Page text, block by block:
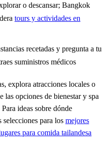
o descansar; Bangkok
tours y actividades en
recetadas y pregunta a tu
suministros médicos
explora atracciones locales o
las opciones de bienestar y spa
ideas sobre dónde
selecciones para los mejores
para comida tailandesa